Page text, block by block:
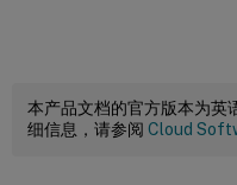
本产品文档的官方版本为英
细信息，请参阅 Cloud